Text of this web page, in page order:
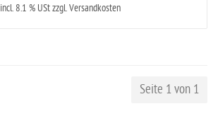
incl. 8.1 % USt zzgl. Versandkosten
Seite 1 von 1